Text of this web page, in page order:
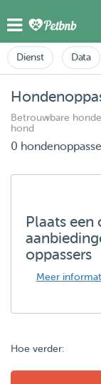
Dienst Data
Betrouwbare
hond
0
Plaats
oppassers
Meer
Hoe verder: